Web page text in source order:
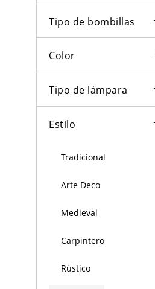
Tipo de bombillas
Color
Tipo de lámpara
Estilo
Tradicional
Arte Deco
Medieval
Carpintero
Rústico